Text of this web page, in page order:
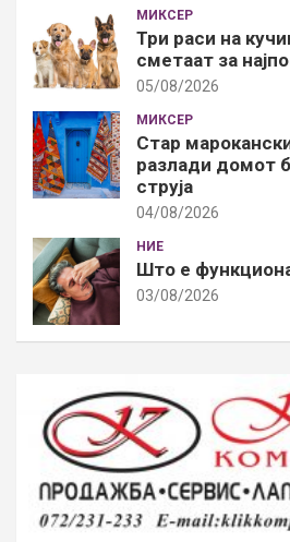
МИКСЕР
Три раси на
сметаат за
05/08/2026
МИКСЕР
Стар
разлади домот
струја
04/08/2026
НИЕ
Што е
03/08/2026